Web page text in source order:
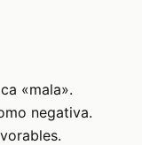
«mala».
negativa.